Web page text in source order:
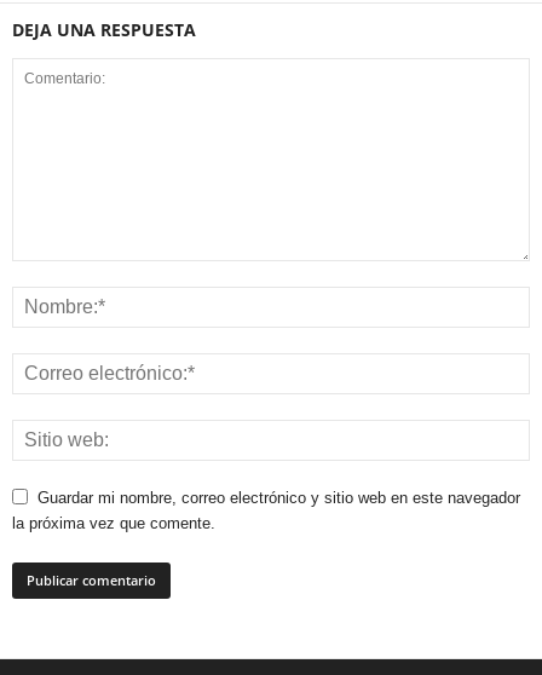
DEJA UNA RESPUESTA
Guardar mi nombre, correo electrónico y sitio web en este navegador
la próxima vez que comente.